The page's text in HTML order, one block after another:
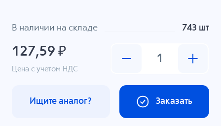
В наличии на складе 743 шт
127,59 ₽
Цена с учетом НДС
Заказать
Ищите аналог?